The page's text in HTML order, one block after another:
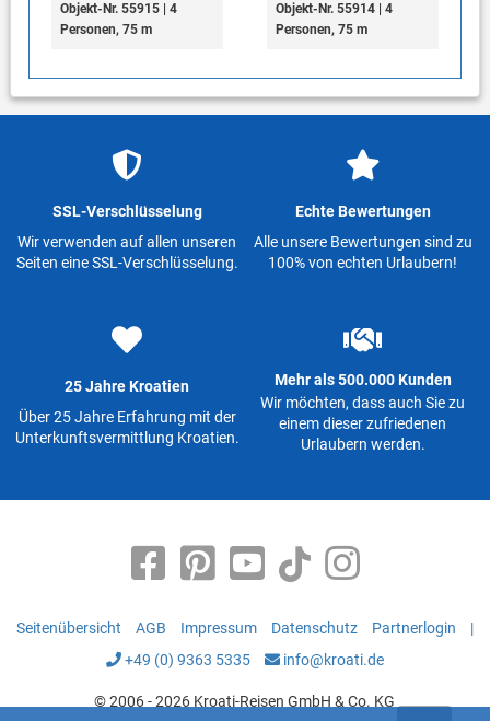
Objekt-Nr. 55915 | 4
Personen, 75 m
Objekt-Nr. 55914 | 4
Personen, 75 m
SSL-Verschlüsselung
Wir verwenden auf allen unseren
Seiten eine SSL-Verschlüsselung.
Echte Bewertungen
Alle unsere Bewertungen sind zu
100% von echten Urlaubern!
25 Jahre Kroatien
Über 25 Jahre Erfahrung mit der
Unterkunftsvermittlung Kroatien.
Mehr als 500.000 Kunden
Wir möchten, dass auch Sie zu
einem dieser zufriedenen
Urlaubern werden.
Seitenübersicht AGB Impressum Datenschutz Partnerlogin
|
+49 (0) 9363 5335
info@kroati.de
© 2006 - 2026 Kroati-Reisen GmbH & Co. KG